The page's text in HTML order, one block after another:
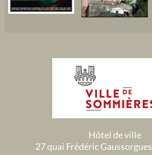
Hôtel de ville
27 quai Frédéric